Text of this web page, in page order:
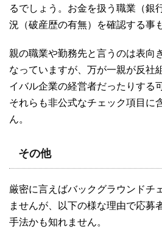
るでしょう。お金を扱う職業（銀
況（破産歴の有無）を確認する事
親の職業や勤務先と言うのは表向
なっていますが、万が一親が反社
イバル企業の経営者だったりする
それらも非公式なチェック項目に
ん。
その他
厳密に言えばバックグラウンドチ
ませんが、以下の様な理由で応募
手法かも知れません。